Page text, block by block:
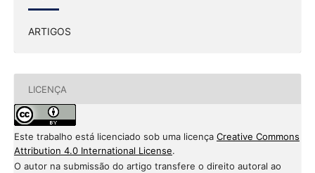
ARTIGOS
LICENÇA
Este trabalho está licenciado sob uma licença Creative Commons
Attribution 4.0 International License.
O autor na submissão do artigo transfere o direito autoral ao